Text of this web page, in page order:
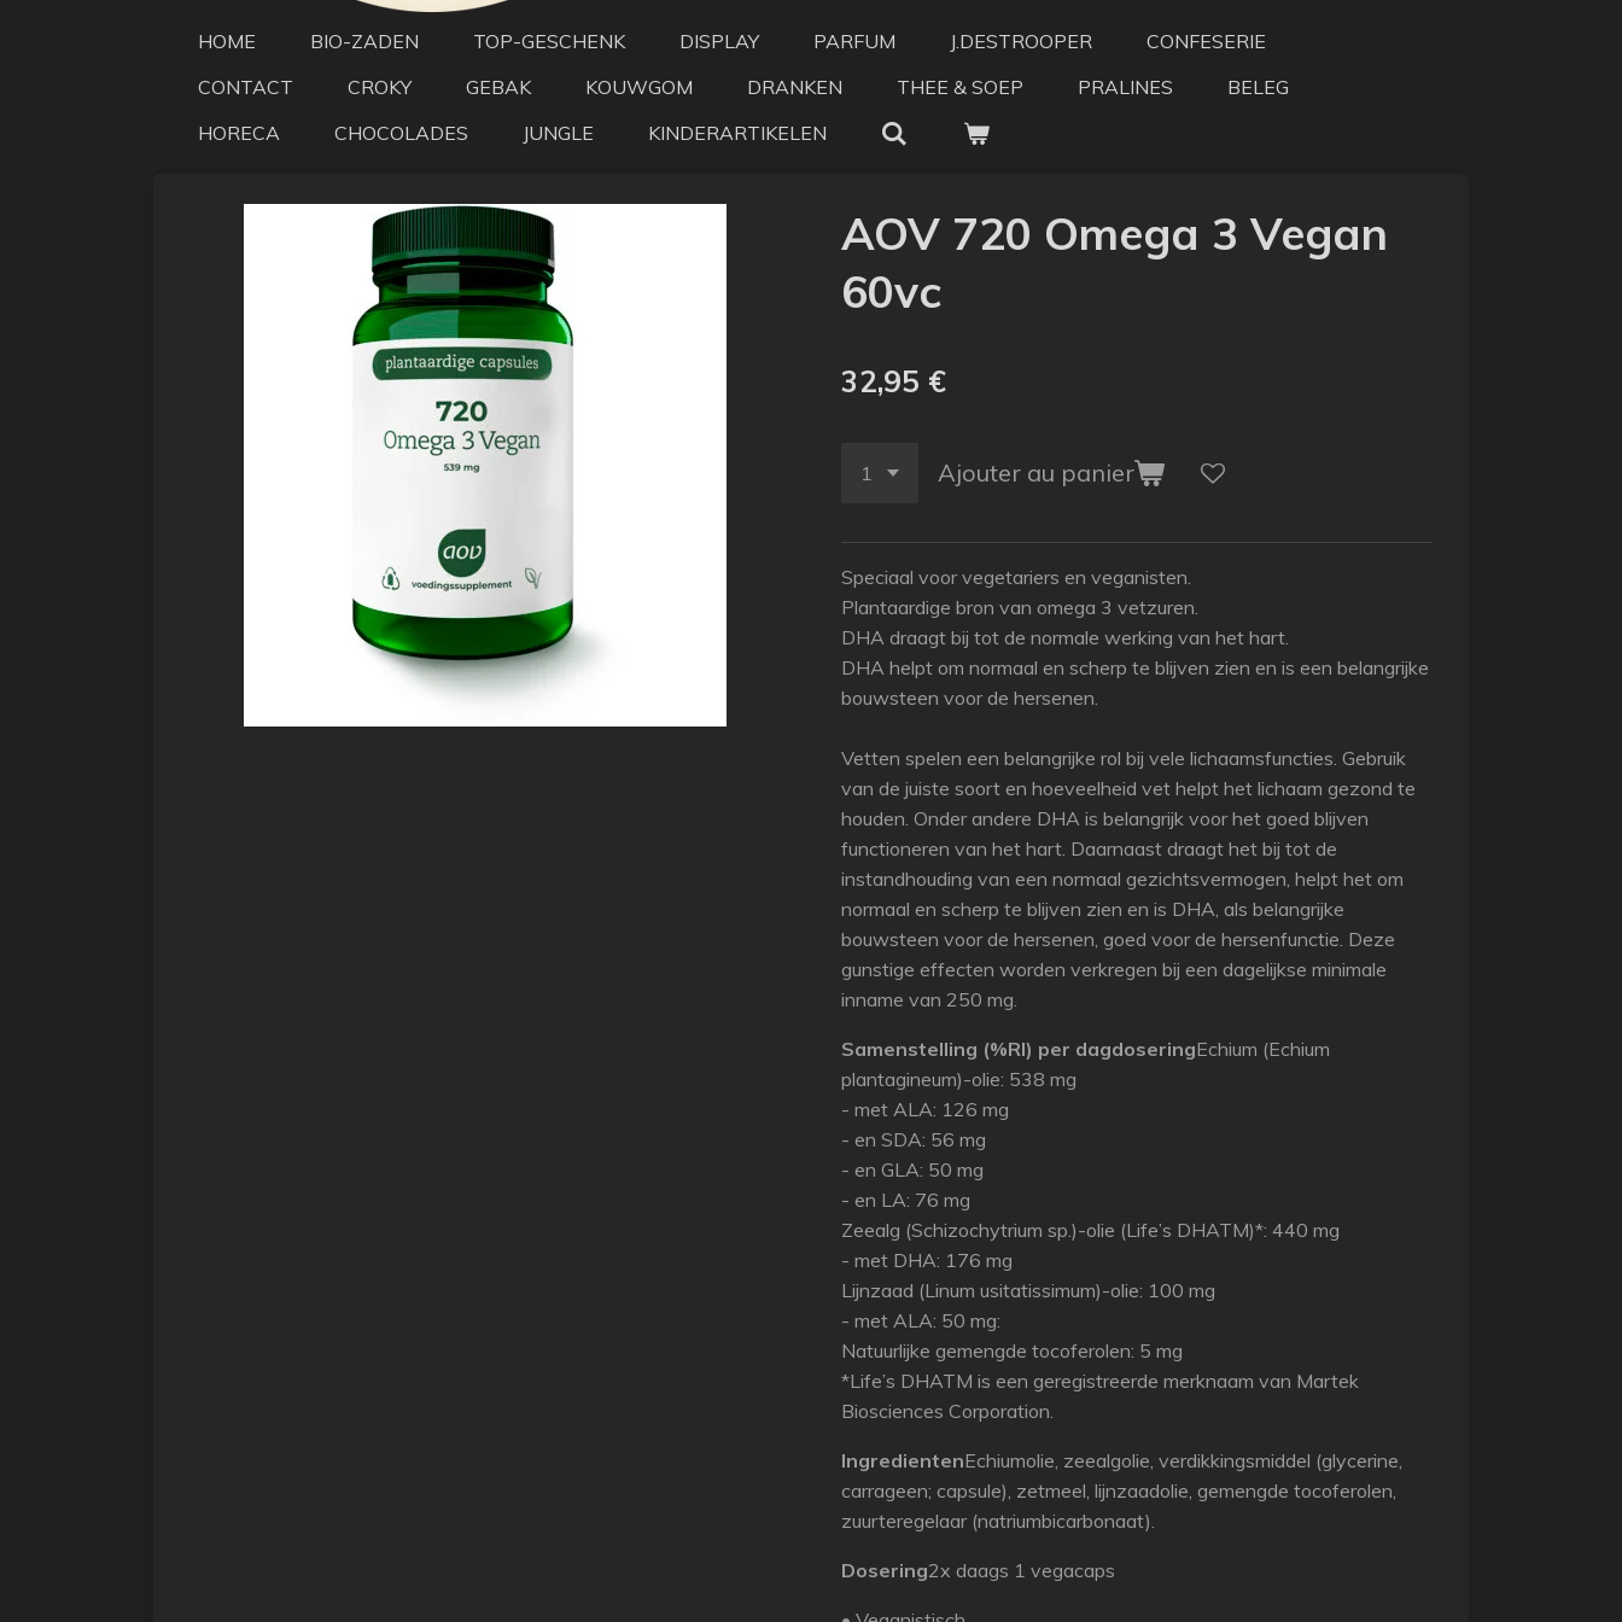
HOME BIO-ZADEN TOP-GESCHENK DISPLAY PARFUM J.DESTROOPER
CONFESERIE
CONTACT
CROKY GEBAK KOUWGOM DRANKEN THEE & SOEP PRALINES
BELEG
HORECA
CHOCOLADES JUNGLE KINDERARTIKELEN
AOV 720 Omega 3 Vegan
60vc
32,95 €
Ajouter au panier
Speciaal voor vegetariers en veganisten.
Plantaardige bron van omega 3 vetzuren.
DHA draagt bij tot de normale werking van het hart.
DHA helpt om normaal en scherp te blijven zien en is een belangrijke
bouwsteen voor de hersenen.
Vetten spelen een belangrijke rol bij vele lichaamsfuncties. Gebruik
van de juiste soort en hoeveelheid vet helpt het lichaam gezond te
houden. Onder andere DHA is belangrijk voor het goed blijven
functioneren van het hart. Daarnaast draagt het bij tot de
instandhouding van een normaal gezichtsvermogen, helpt het om
normaal en scherp te blijven zien en is DHA, als belangrijke
bouwsteen voor de hersenen, goed voor de hersenfunctie. Deze
gunstige effecten worden verkregen bij een dagelijkse minimale
inname van 250 mg.
Samenstelling (%RI) per dagdoseringEchium (Echium
plantagineum)-olie: 538 mg
- met ALA: 126 mg
- en SDA: 56 mg
- en GLA: 50 mg
- en LA: 76 mg
Zeealg (Schizochytrium sp.)-olie (Life’s DHATM)*: 440 mg
- met DHA: 176 mg
Lijnzaad (Linum usitatissimum)-olie: 100 mg
- met ALA: 50 mg:
Natuurlijke gemengde tocoferolen: 5 mg
*Life’s DHATM is een geregistreerde merknaam van Martek
Biosciences Corporation.
IngredientenEchiumolie, zeealgolie, verdikkingsmiddel (glycerine,
carrageen; capsule), zetmeel, lijnzaadolie, gemengde tocoferolen,
zuurteregelaar (natriumbicarbonaat).
Dosering2x daags 1 vegacaps